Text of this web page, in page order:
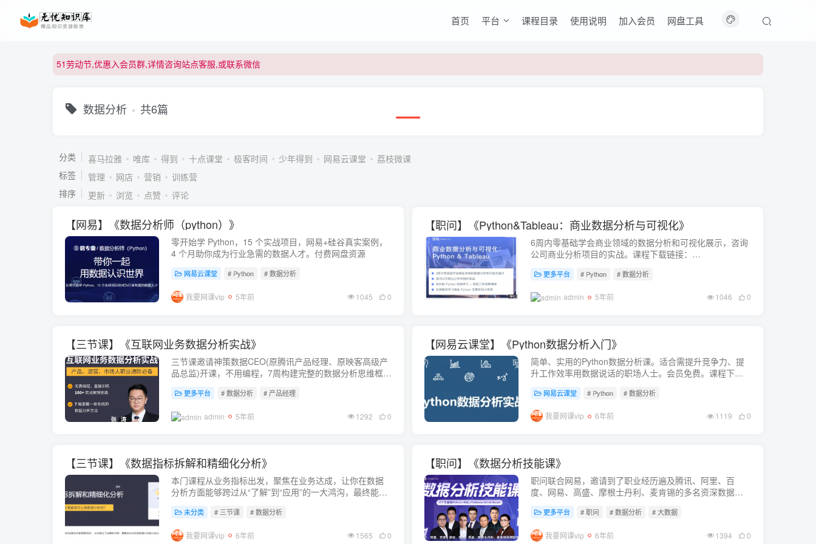
首页 平台 课程目录 使用说明 加入会员 网盘工具
51劳动节,优惠入会员群,详情咨询站点客服,或联系微信
51劳动节,优惠入会员群,详情咨询站点客服,或联系微信
数据分析 共6篇
分类 喜马拉雅 唯库 得到 十点课堂 极客时间 少年得到 网易云课堂
荔枝微课
标签
管理 网店 营销
训练营
排序
更新 浏览 点赞 评论
【网易】《数据分析师（python）》
零开始学 Python，15 个实战项目，网易+硅谷真实案例，
4 个月助你成为行业急需的数据人才。付费网盘资源
网易云课堂 # Python # 数据分析
我要网课vip 5年前 1045 0
【职问】《Python&Tableau：商业数据分析与可视化》
6周内零基础学会商业领域的数据分析和可视化展示，咨询
公司商业分析项目的实战。课程下载链接：
更多平台 # Python # 数据分析
admin 5年前 1046 0
【三节课】《互联网业务数据分析实战》
三节课邀请神策数据CEO(原腾讯产品经理、原映客高级产
品总监)开课，不用编程，7周构建完整的数据分析思维框
更多平台 # 数据分析 # 产品经理
admin 5年前 1292 0
【网易云课堂】《Python数据分析入门》
简单、实用的Python数据分析课。适合需提升竞争力、提
升工作效率用数据说话的职场人士。会员免费。课程下载
网易云课堂 # Python # 数据分析
我要网课vip 6年前 1119 0
【三节课】《数据指标拆解和精细化分析》
本门课程从业务指标出发，聚焦在业务达成，让你在数据
分析方面能够跨过从“了解”到“应用”的一大鸿沟，最终能够
课程下载链接：https://pa...
未分类 # 三节课 # 数据分析
我要网课vip 6年前 1565 0
【职问】《数据分析技能课》
职问联合网易，邀请到了职业经历遍及腾讯、阿里、百
度、网易、高盛、摩根士丹利、麦肯锡的多名资深数据分
https://pan.baidu...
更多平台 # 职问 # 数据分析 # 大数据
我要网课vip 6年前 1394 0